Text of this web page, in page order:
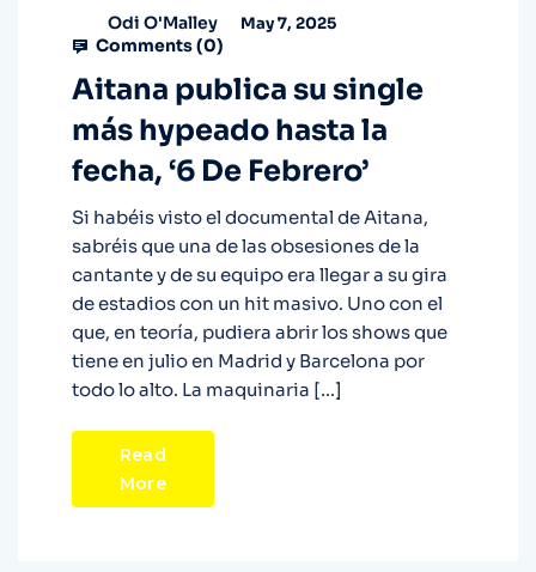
Odi O'Malley May 7, 2025
Comments (0)
Aitana publica su single
más hypeado hasta la
fecha, ‘6 De Febrero’
Si habéis visto el documental de Aitana,
sabréis que una de las obsesiones de la
cantante y de su equipo era llegar a su gira
de estadios con un hit masivo. Uno con el
que, en teoría, pudiera abrir los shows que
tiene en julio en Madrid y Barcelona por
todo lo alto. La maquinaria […]
Read
More